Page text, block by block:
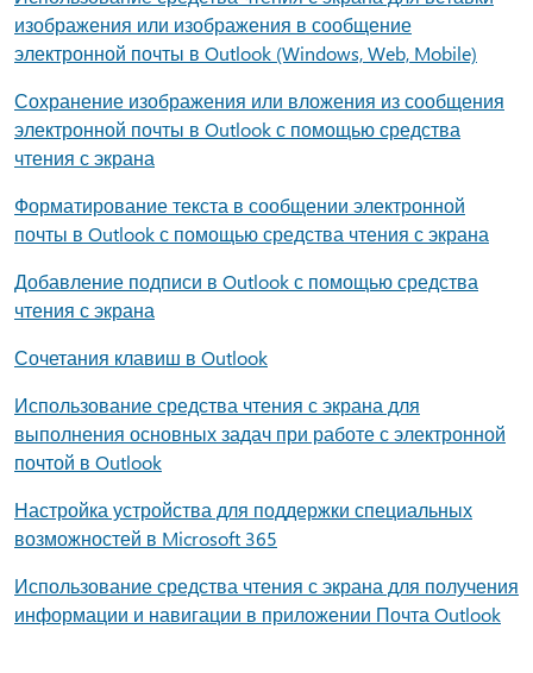
изображения или изображения в сообщение
электронной почты в Outlook (Windows, Web, Mobile)
Сохранение изображения или вложения из сообщения
электронной почты в Outlook с помощью средства
чтения с экрана
Форматирование текста в сообщении электронной
почты в Outlook с помощью средства чтения с экрана
Добавление подписи в Outlook с помощью средства
чтения с экрана
Сочетания клавиш в Outlook
Использование средства чтения с экрана для
выполнения основных задач при работе с электронной
почтой в Outlook
Настройка устройства для поддержки специальных
возможностей в Microsoft 365
Использование средства чтения с экрана для получения
информации и навигации в приложении Почта Outlook